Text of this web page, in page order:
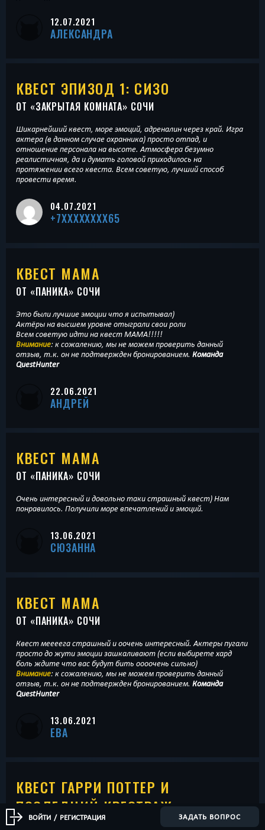
12.07.2021
АЛЕКСАНДРА
КВЕСТ ЭПИЗОД 1: СИЗО
ОТ «ЗАКРЫТАЯ КОМНАТА» СОЧИ
Шикарнейший квест, море эмоций, адреналин через край. Игра
актера (в данном случае охранника) просто отпад, и
отношение персонала на высоте. Атмосфера безумно
реалистичная, да и думать головой приходилось на
протяжении всего квеста. Всем советую, лучший способ
провести время.
04.07.2021
+7XXXXXXXX65
КВЕСТ МАМА
ОТ «ПАНИКА» СОЧИ
Это были лучшие эмоции что я испытывал)
Актёры на высшем уровне отыграли свои роли
Всем советую идти на квест МАМА!!!!!
Внимание: к сожалению, мы не можем проверить данный
отзыв, т.к. он не подтвержден бронированием. Команда
QuestHunter
22.06.2021
АНДРЕЙ
КВЕСТ МАМА
ОТ «ПАНИКА» СОЧИ
Очень интересный и довольно таки страшный квест) Нам
понравилось. Получили море впечатлений и эмоций.
13.06.2021
СЮЗАННА
КВЕСТ МАМА
ОТ «ПАНИКА» СОЧИ
Квест меееега страшный и оочень интересный. Актеры пугали
просто до жути эмоции зашкаливают (если выбирете хард
боль ждите что вас будут бить оооочень сильно)
Внимание: к сожалению, мы не можем проверить данный
отзыв, т.к. он не подтвержден бронированием. Команда
QuestHunter
13.06.2021
ЕВА
КВЕСТ ГАРРИ ПОТТЕР И
ПОСЛЕДНИЙ КРЕСТРАЖ
ОТ «КВЕСТМАГИЯ» СОЧИ
ВОЙТИ / РЕГИСТРАЦИЯ ЗАДАТЬ ВОПРОС